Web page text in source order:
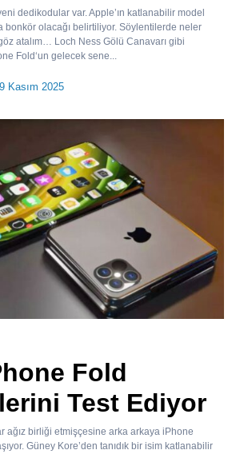
dedikodular var. Apple’ın katlanabilir model
bonkör olacağı belirtiliyor. Söylentilerde neler
atalım… Loch Ness Gölü Canavarı gibi
Fold‘un gelecek sene...
Kasım 2025
Fold
Test Ediyor
ağız birliği etmişçesine arka arkaya iPhone
Güney Kore’den tanıdık bir isim katlanabilir